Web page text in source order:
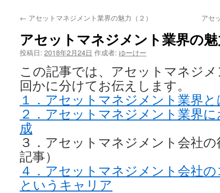
ン
ツ
へ
キ
プ
← アセットマネジメント業界の魅力（２） アセ
アセットマネジメント業界の
投稿日: 2018年2月24日 作成者: ゆーけー
この記事では、アセットマネジ
回かに分けてお伝えします。
１．アセットマネジメント業界
２．アセットマネジメント業界
成
３．アセットマネジメント会社
記事）
４．アセットマネジメント会社
というキャリア